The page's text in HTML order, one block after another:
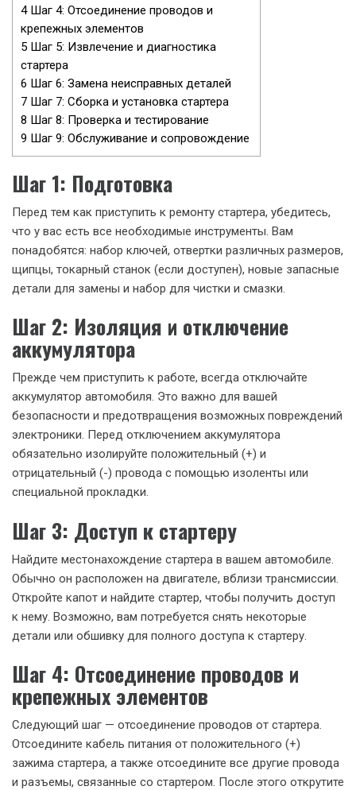
4Шаг 4: Отсоединение проводов и
крепежных элементов
5 Шаг 5: Извлечение и диагностика
стартера
6 Шаг 6: Замена неисправных деталей
7 Шаг 7: Сборка и установка стартера
8 Шаг 8: Проверка и тестирование
9 Шаг 9: Обслуживание и сопровождение
Шаг 1: Подготовка
Перед тем как приступить к ремонту стартера, убедитесь,
что у вас есть все необходимые инструменты. Вам
понадобятся: набор ключей, отвертки различных размеров,
щипцы, токарный станок (если доступен), новые запасные
детали для замены и набор для чистки и смазки.
Шаг 2: Изоляция и отключение
аккумулятора
Прежде чем приступить к работе, всегда отключайте
аккумулятор автомобиля. Это важно для вашей
безопасности и предотвращения возможных повреждений
электроники. Перед отключением аккумулятора
обязательно изолируйте положительный (+) и
отрицательный (-) провода с помощью изоленты или
специальной прокладки.
Шаг 3: Доступ к стартеру
Найдите местонахождение стартера в вашем автомобиле.
Обычно он расположен на двигателе, вблизи трансмиссии.
Откройте капот и найдите стартер, чтобы получить доступ
к нему. Возможно, вам потребуется снять некоторые
детали или обшивку для полного доступа к стартеру.
Шаг 4: Отсоединение проводов и
крепежных элементов
Следующий шаг — отсоединение проводов от стартера.
Отсоедините кабель питания от положительного (+)
зажима стартера, а также отсоедините все другие провода
и разъемы, связанные со стартером. После этого открутите